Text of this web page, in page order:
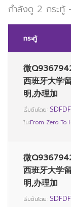
กำลังดู 2 กระ
กระทู้
微
西班牙大学
明,办理加
เริ่มต้นโดย:
ใน:From Zero To
微
西班牙大学
明,办理加
เริ่มต้นโดย: